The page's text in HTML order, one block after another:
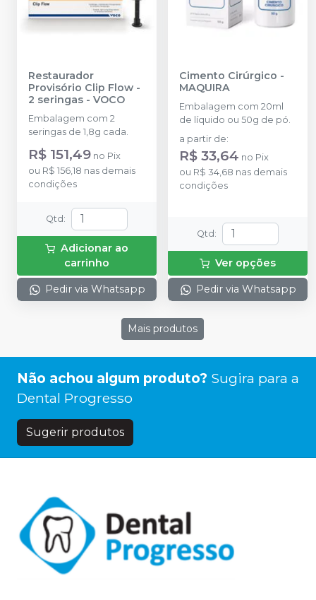
Restaurador
Provisório Clip Flow -
2 seringas - VOCO
Embalagem com 2
seringas de 1,8g cada.
R$ 151,49 no Pix
ou R$ 156,18 nas demais
condições
Qtd :
Adicionar ao
carrinho
Pedir via Whatsapp
Cimento Cirúrgico -
MAQUIRA
Embalagem com 20ml
de líquido ou 50g de pó.
a partir de:
R$ 33,64 no Pix
ou R$ 34,68 nas demais
condições
Qtd :
Ver opções
Pedir via Whatsapp
Mais produtos
Não achou algum produto? Sugira para a
Dental Progresso
Sugerir produtos